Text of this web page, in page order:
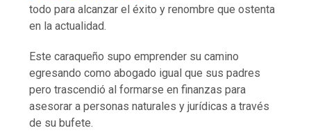
todo para alcanzar el éxito y renombre que ostenta
en la actualidad.
Este caraqueño supo emprender su camino
egresando como abogado igual que sus padres
pero trascendió al formarse en finanzas para
asesorar a personas naturales y jurídicas a través
de su bufete.